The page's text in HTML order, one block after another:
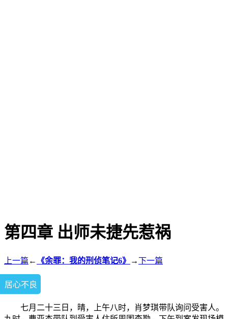
第四章 出师未捷先惹祸
上一篇 ← 《余罪：我的刑侦笔记6》 →下一篇
居心不良
七月二十三日，晴，上午八时，肖梦琪带队询问受害人。